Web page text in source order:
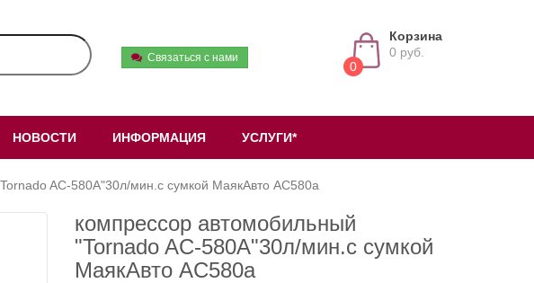
Связаться с нами
0
Корзина
0 руб.
НОВОСТИ ИНФОРМАЦИЯ УСЛУГИ*
AC-580A"30л/мин.с сумкой МаякАвто AC580а
компрессор автомобильный
"Tornado AC-580A"30л/мин.с сумкой
МаякАвто AC580а